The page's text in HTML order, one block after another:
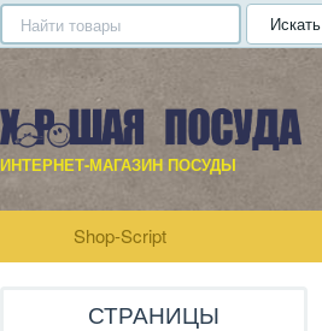
Искать
ИНТЕРНЕТ-МАГАЗИН ПОСУДЫ
Shop-Script
СТРАНИЦЫ